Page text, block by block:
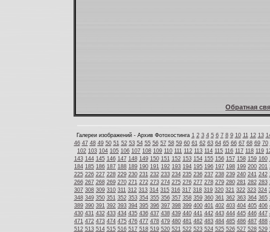
Обратная
Галереи изображений - Архив Фотохостинга 1 2 3 4 5 6 7 8 9 10 11 12 13
46 47 48 49 50 51 52 53 54 55 56 57 58 59 60 61 62 63 64 65 66 67 68 69 70
102 103 104 105 106 107 108 109 110 111 112 113 114 115 116 117 118 119
143 144 145 146 147 148 149 150 151 152 153 154 155 156 157 158 159 160
184 185 186 187 188 189 190 191 192 193 194 195 196 197 198 199 200 201
225 226 227 228 229 230 231 232 233 234 235 236 237 238 239 240 241 242
266 267 268 269 270 271 272 273 274 275 276 277 278 279 280 281 282 283
307 308 309 310 311 312 313 314 315 316 317 318 319 320 321 322 323 324
348 349 350 351 352 353 354 355 356 357 358 359 360 361 362 363 364 365
389 390 391 392 393 394 395 396 397 398 399 400 401 402 403 404 405 406
430 431 432 433 434 435 436 437 438 439 440 441 442 443 444 445 446 447
471 472 473 474 475 476 477 478 479 480 481 482 483 484 485 486 487 488
512 513 514 515 516 517 518 519 520 521 522 523 524 525 526 527 528 529